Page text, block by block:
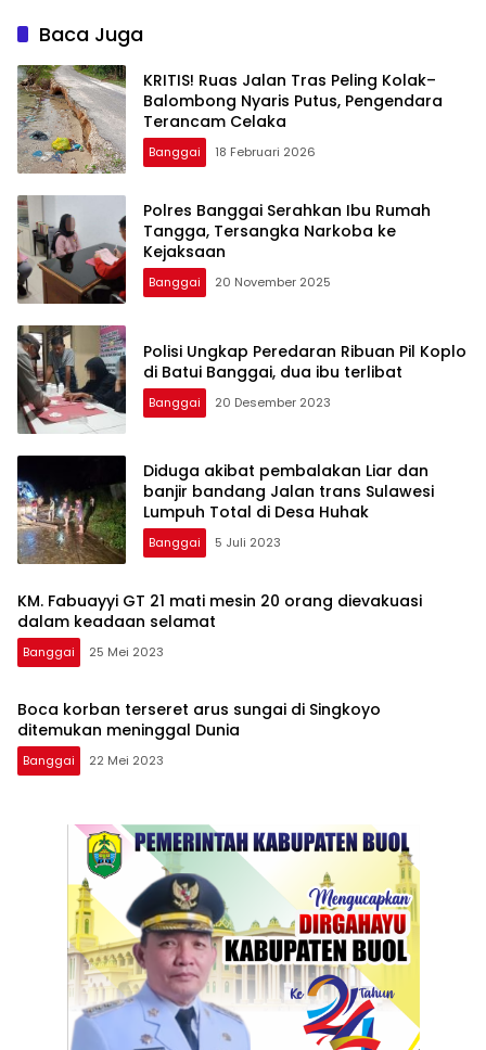
Baca Juga
KRITIS! Ruas Jalan Tras Peling Kolak–
Balombong Nyaris Putus, Pengendara
Terancam Celaka
Banggai 18 Februari 2026
Polres Banggai Serahkan Ibu Rumah
Tangga, Tersangka Narkoba ke
Kejaksaan
Banggai 20 November 2025
Polisi Ungkap Peredaran Ribuan Pil Koplo
di Batui Banggai, dua ibu terlibat
Banggai 20 Desember 2023
Diduga akibat pembalakan Liar dan
banjir bandang Jalan trans Sulawesi
Lumpuh Total di Desa Huhak
Banggai 5 Juli 2023
KM. Fabuayyi GT 21 mati mesin 20 orang dievakuasi
dalam keadaan selamat
Banggai 25 Mei 2023
Boca korban terseret arus sungai di Singkoyo
ditemukan meninggal Dunia
Banggai 22 Mei 2023